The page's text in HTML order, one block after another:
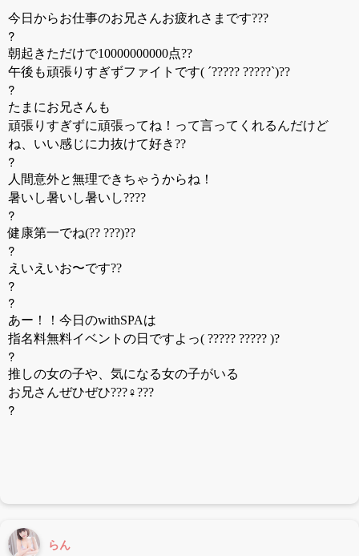
今日からお仕事のお兄さんお疲れさまです???
?
朝起きただけで10000000000点??
午後も頑張りすぎずファイトです( ´????? ?????`)??
?
たまにお兄さんも
頑張りすぎずに頑張ってね！って言ってくれるんだけど
ね、 いい感じに力抜けて好き??
?
人間意外と無理できちゃうからね！
暑いし暑いし暑いし????
?
健康第一でね(?? ???)??
?
えいえいお〜です??
?
?
あー！！今日のwithSPAは
指名料無料イベントの日ですよっ( ????? ????? )?
?
推しの女の子や、気になる女の子がいる
お兄さんぜひぜひ???♀???
?
らん